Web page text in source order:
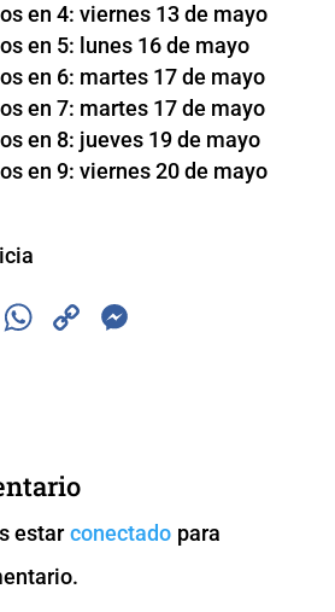
en 4: viernes 13 de mayo
en 5: lunes 16 de mayo
en 6: martes 17 de mayo
en 7: martes 17 de mayo
en 8: jueves 19 de mayo
en 9: viernes 20 de mayo
E
W
A
p
p
C
k
er
estarconectado para